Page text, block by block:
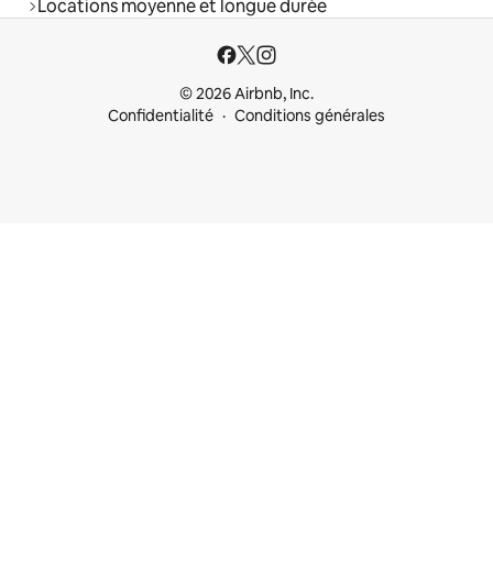
Locations moyenne et longue durée
© 2026 Airbnb, Inc.
Confidentialité
Conditions générales